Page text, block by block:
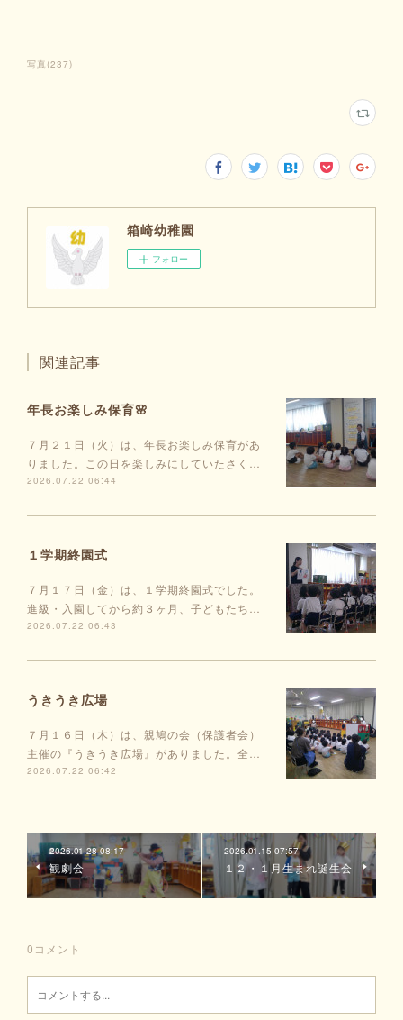
写真 (237)
箱崎幼稚園
フォロー
関連記事
年長お楽しみ保育🌸
７月２１日（火）は、年長お楽しみ保育があ
りました。この日を楽しみにしていたさく…
2026.07.22 06:44
１学期終園式
７月１７日（金）は、１学期終園式でした。
進級・入園してから約３ヶ月、子どもたち…
2026.07.22 06:43
うきうき広場
７月１６日（木）は、親鳩の会（保護者会）
主催の『うきうき広場』がありました。全…
2026.07.22 06:42
2026.01.28 08:17
観劇会
2026.01.15 07:57
１２・１月生まれ誕生会
0 コメント